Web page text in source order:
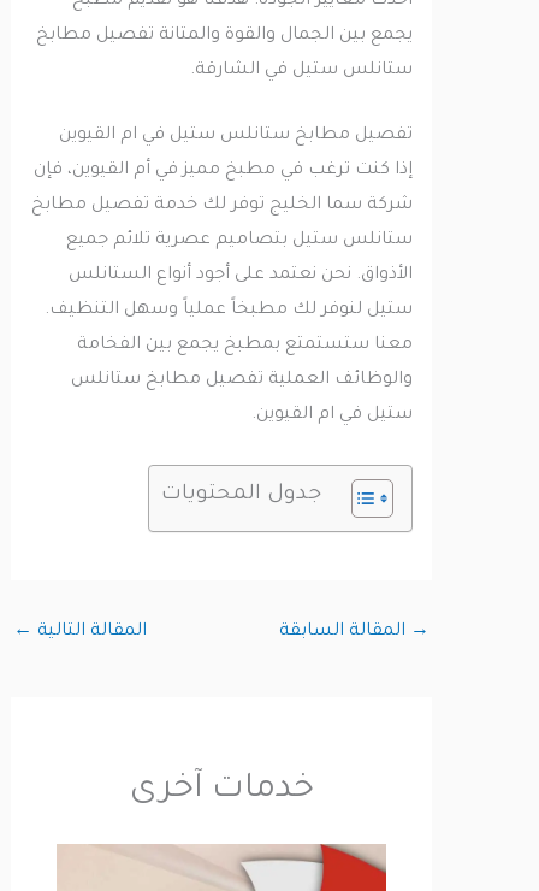
يجمع بين الجمال والقوة والمتانة تفصيل مطابخ
ستانلس ستيل في الشارقة.
تفصيل مطابخ ستانلس ستيل في ام القيوين
إذا كنت ترغب في مطبخ مميز في أم القيوين، فإن
شركة سما الخليج توفر لك خدمة تفصيل مطابخ
ستانلس ستيل بتصاميم عصرية تلائم جميع
الأذواق. نحن نعتمد على أجود أنواع الستانلس
ستيل لنوفر لك مطبخاً عملياً وسهل التنظيف.
معنا ستستمتع بمطبخ يجمع بين الفخامة
والوظائف العملية تفصيل مطابخ ستانلس
ستيل في ام القيوين.
جدول المحتويات
المقالة السابقة المقالة التالية←
خدمات آخرى